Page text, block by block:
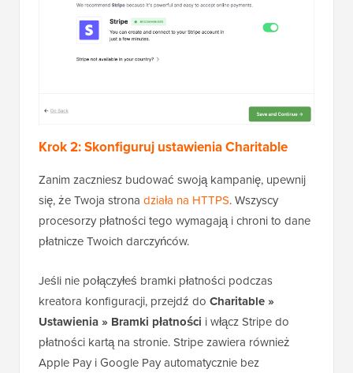
Krok 2: Skonfiguruj ustawienia Charitable
Zanim zaczniesz budować swoją kampanię, upewnij
się, że Twoja strona działa na HTTPS. Wszyscy
procesorzy płatności tego wymagają i chroni to dane
płatnicze Twoich darczyńców.
Jeśli nie połączyłeś bramki płatności podczas
kreatora konfiguracji, przejdź do Charitable »
Ustawienia » Bramki płatności i włącz Stripe do
płatności kartą na stronie. Stripe zawiera również
Apple Pay i Google Pay automatycznie bez